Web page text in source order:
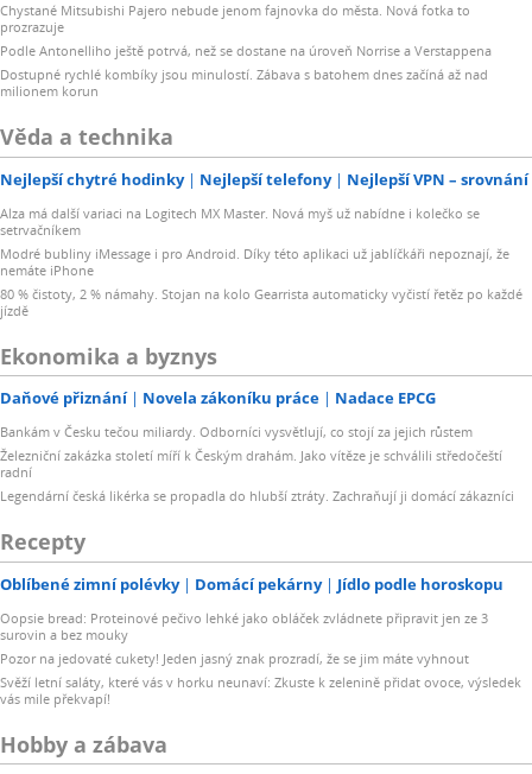
Chystané Mitsubishi Pajero nebude jenom fajnovka do města. Nová fotka to
prozrazuje
Podle Antonelliho ještě potrvá, než se dostane na úroveň Norrise a Verstappena
Dostupné rychlé kombíky jsou minulostí. Zábava s batohem dnes začíná až nad
milionem korun
Věda a technika
Nejlepší chytré hodinky Nejlepší telefony Nejlepší VPN – srovnání
Alza má další variaci na Logitech MX Master. Nová myš už nabídne i kolečko se
setrvačníkem
Modré bubliny iMessage i pro Android. Díky této aplikaci už jablíčkáři nepoznají, že
nemáte iPhone
80 % čistoty, 2 % námahy. Stojan na kolo Gearrista automaticky vyčistí řetěz po každé
jízdě
Ekonomika a byznys
Daňové přiznání Novela zákoníku práce Nadace EPCG
Bankám v Česku tečou miliardy. Odborníci vysvětlují, co stojí za jejich růstem
Železniční zakázka století míří k Českým drahám. Jako vítěze je schválili středočeští
radní
Legendární česká likérka se propadla do hlubší ztráty. Zachraňují ji domácí zákazníci
Recepty
Oblíbené zimní polévky Domácí pekárny Jídlo podle horoskopu
Oopsie bread: Proteinové pečivo lehké jako obláček zvládnete připravit jen ze 3
surovin a bez mouky
Pozor na jedovaté cukety! Jeden jasný znak prozradí, že se jim máte vyhnout
Svěží letní saláty, které vás v horku neunaví: Zkuste k zelenině přidat ovoce, výsledek
vás mile překvapí!
Hobby a zábava